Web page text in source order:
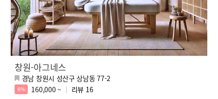
창원-아그네스
경남 창원시 성산구 상남동 77-2
6% 160,000 ~ 리뷰 16